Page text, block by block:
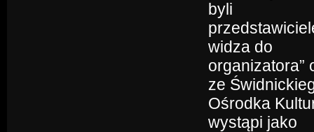
byli
widza do
organizatora”
ze
Ośrodka
wystąpi jako